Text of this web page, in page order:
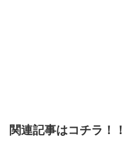
関連記事はコチラ！！